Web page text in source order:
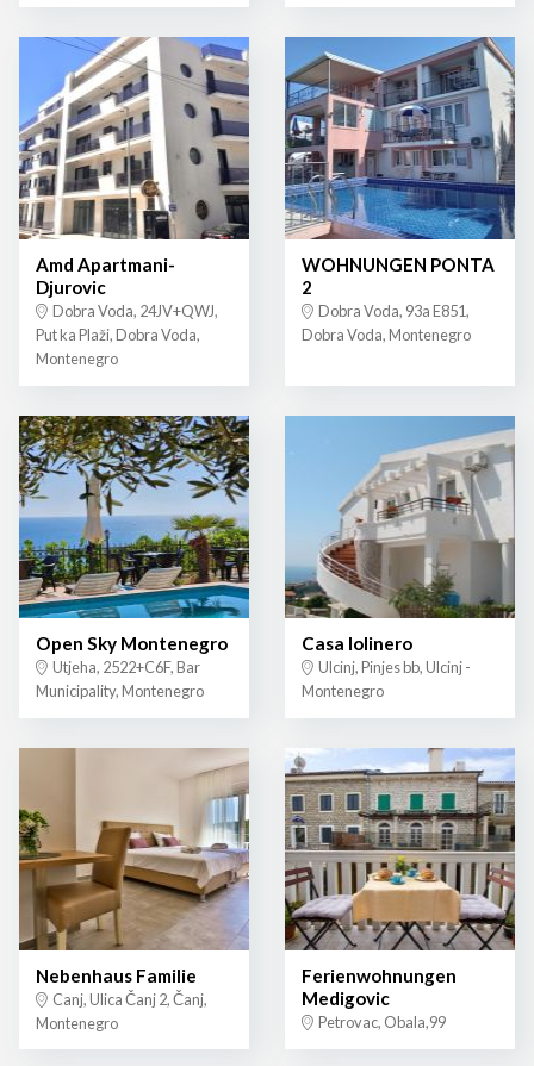
Amd Apartmani-
Djurovic
Dobra Voda, 24JV+QWJ,
Put ka Plaži, Dobra Voda,
Montenegro
WOHNUNGEN PONTA
2
Dobra Voda, 93a E851,
Dobra Voda, Montenegro
Open Sky Montenegro
Utjeha, 2522+C6F, Bar
Municipality, Montenegro
Casa lolinero
Ulcinj, Pinjes bb, Ulcinj -
Montenegro
Nebenhaus Familie
Canj, Ulica Čanj 2, Čanj,
Montenegro
Ferienwohnungen
Medigovic
Petrovac, Obala,99